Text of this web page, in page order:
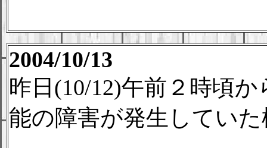
2004/10/13
昨日(10/12)午前２時頃
能の障害が発生してい